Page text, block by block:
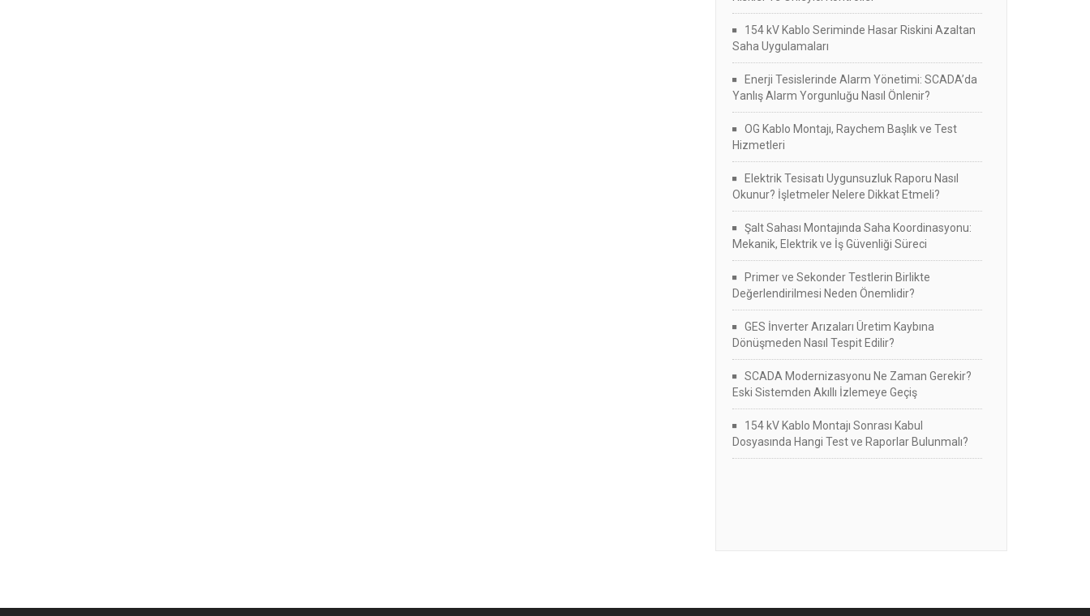
154 kV Kablo Seriminde Hasar Riskini Azaltan
Saha Uygulamaları
Enerji Tesislerinde Alarm Yönetimi: SCADA’da
Yanlış Alarm Yorgunluğu Nasıl Önlenir?
OG Kablo Montajı, Raychem Başlık ve Test
Hizmetleri
Elektrik Tesisatı Uygunsuzluk Raporu Nasıl
Okunur? İşletmeler Nelere Dikkat Etmeli?
Şalt Sahası Montajında Saha Koordinasyonu:
Mekanik, Elektrik ve İş Güvenliği Süreci
Primer ve Sekonder Testlerin Birlikte
Değerlendirilmesi Neden Önemlidir?
GES İnverter Arızaları Üretim Kaybına
Dönüşmeden Nasıl Tespit Edilir?
SCADA Modernizasyonu Ne Zaman Gerekir?
Eski Sistemden Akıllı İzlemeye Geçiş
154 kV Kablo Montajı Sonrası Kabul
Dosyasında Hangi Test ve Raporlar Bulunmalı?